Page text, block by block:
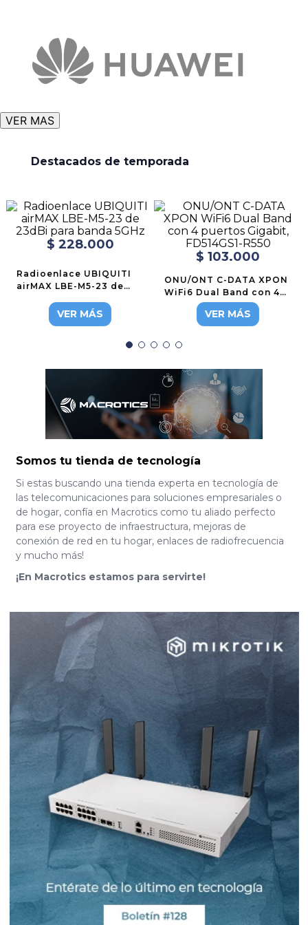
VER MAS
Destacados de temporada
$ 228.000
Radioenlace UBIQUITI
airMAX LBE-M5-23 de
VER MÁS
$ 103.000
ONU/ONT C-DATA XPON
WiFi6 Dual Band con 4
puertos Gigabit,
FD514GS1-R550
VER MÁS
Somos tu tienda de tecnología
Si estas buscando una tienda experta en tecnología de
las telecomunicaciones para soluciones empresariales o
de hogar, confía en Macrotics como tu aliado perfecto
para ese proyecto de infraestructura, mejoras de
conexión de red en tu hogar, enlaces de radiofrecuencia
y mucho más!
¡En Macrotics estamos para servirte!